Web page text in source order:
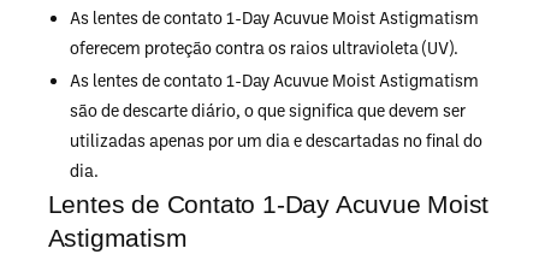
As lentes de contato 1-Day Acuvue Moist Astigmatism
oferecem proteção contra os raios ultravioleta (UV).
As lentes de contato 1-Day Acuvue Moist Astigmatism
são de descarte diário, o que significa que devem ser
utilizadas apenas por um dia e descartadas no final do
dia.
Lentes de Contato 1-Day Acuvue Moist
Astigmatism